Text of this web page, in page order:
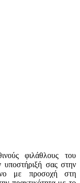
φιλάθλους του
υποστήριξή σας στην
με προσοχή στη